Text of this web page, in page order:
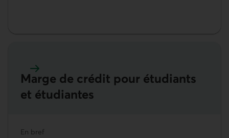
Marge de crédit pour étudiants
et étudiantes
En bref
En savoir plus sur la marge de crédit pour étudiants